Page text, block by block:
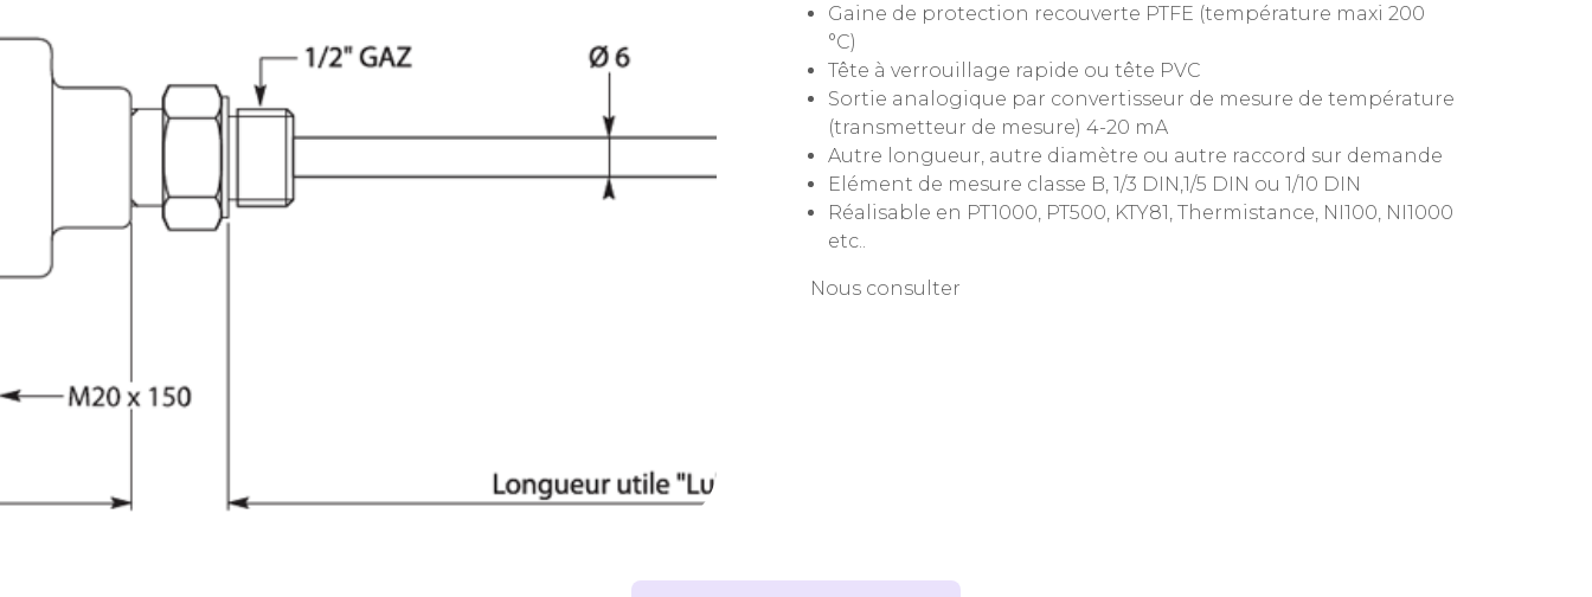
Gaine de protection recouverte PTFE (température maxi 200
°C)
Tête à verrouillage rapide ou tête PVC
Sortie analogique par convertisseur de mesure de température
(transmetteur de mesure) 4-20 mA
Autre longueur, autre diamètre ou autre raccord sur demande
Elément de mesure classe B, 1/3 DIN,1/5 DIN ou 1/10 DIN
Réalisable en PT1000, PT500, KTY81, Thermistance, NI100, NI1000
etc..
Nous consulter